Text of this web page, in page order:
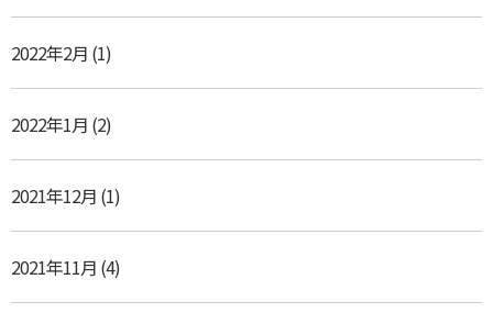
2022年2月 (1)
2022年1月 (2)
2021年12月 (1)
2021年11月 (4)